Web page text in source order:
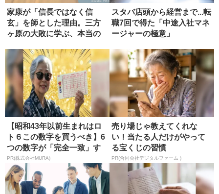
家康が「信長ではなく信
玄」を師とした理由。三方
ヶ原の大敗に学ぶ、本当の
スタバ店頭から経営まで...転
職7回で得た「中途入社マネ
ージャーの極意」
【昭和43年以前生まれはロ
ト６この数字を買うべき】6
つの数字が「完全一致」す
る方...
PR(株式会社MURA)
売り場じゃ教えてくれな
い！当たる人だけがやって
る宝くじの習慣
PR(合同会社デジタルファーム )